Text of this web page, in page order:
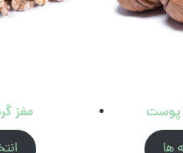
پوست مغز